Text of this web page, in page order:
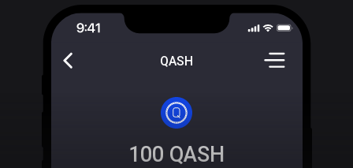
QASH
100 QASH